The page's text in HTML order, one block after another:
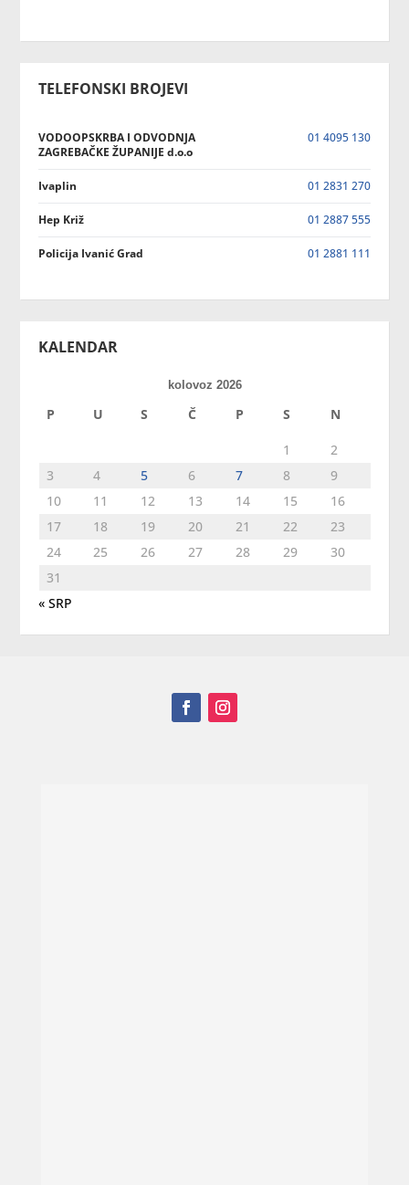
TELEFONSKI BROJEVI
VODOOPSKRBA I ODVODNJA
ZAGREBAČKE ŽUPANIJE d.o.o
01 4095 130
Ivaplin 01 2831 270
Hep Križ 01 2887 555
Policija Ivanić Grad 01 2881 111
KALENDAR
kolovoz 2026
P U S Č P S N
1
2
3
4 5 6 7 8
9
10
11 12 13 14 15
16
17
18 19 20 21 22
23
24
25 26 27 28 29
30
31
« SRP